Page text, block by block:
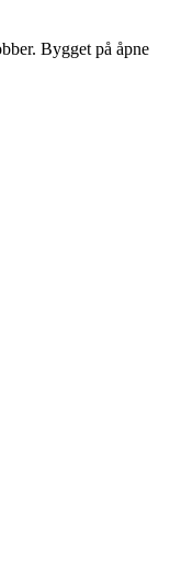
Bygget på åpne